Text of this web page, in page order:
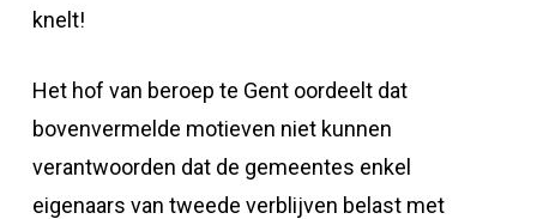
knelt!
Het hof van beroep te Gent oordeelt dat
bovenvermelde motieven niet kunnen
verantwoorden dat de gemeentes enkel
eigenaars van tweede verblijven belast met